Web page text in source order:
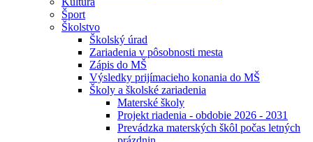
Šport
Školstvo
Školský úrad
Zariadenia v pôsobnosti mesta
Zápis do MŠ
Výsledky prijímacieho konania do MŠ
Školy a školské zariadenia
Materské školy
Projekt riadenia - obdobie 2026 - 2031
Prevádzka materských škôl počas letných